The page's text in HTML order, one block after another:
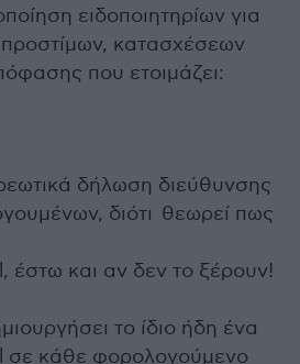
ειδοποιητηρίων για
προστίμων, κατασχέσεων
που ετοιμάζει:
δήλωση διεύθυνσης
διότι θεωρεί πως
έστω και αν δεν το ξέρουν!
το ίδιο ήδη ένα
σε κάθε φορολογούμενο